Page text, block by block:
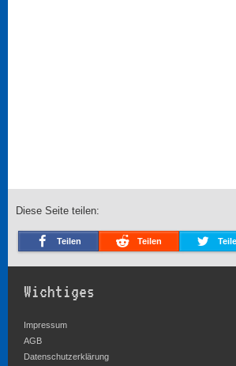
Diese Seite teilen:
Teilen Teilen
Wichtiges
Impressum
AGB
Datenschutzerklärung